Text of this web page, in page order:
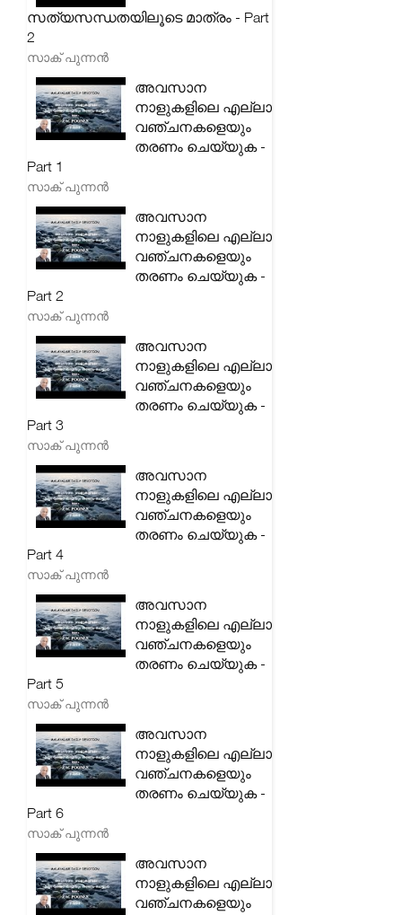
സത്യസന്ധതയിലൂടെ മാത്രം - Part
2
സാക് പുന്നൻ
അവസാന
നാളുകളിലെ എല്ലാ
വഞ്ചനകളെയും
തരണം ചെയ്യുക -
Part 1
സാക് പുന്നൻ
അവസാന
നാളുകളിലെ എല്ലാ
വഞ്ചനകളെയും
തരണം ചെയ്യുക -
Part 2
സാക് പുന്നൻ
അവസാന
നാളുകളിലെ എല്ലാ
വഞ്ചനകളെയും
തരണം ചെയ്യുക -
Part 3
സാക് പുന്നൻ
അവസാന
നാളുകളിലെ എല്ലാ
വഞ്ചനകളെയും
തരണം ചെയ്യുക -
Part 4
സാക് പുന്നൻ
അവസാന
നാളുകളിലെ എല്ലാ
വഞ്ചനകളെയും
തരണം ചെയ്യുക -
Part 5
സാക് പുന്നൻ
അവസാന
നാളുകളിലെ എല്ലാ
വഞ്ചനകളെയും
തരണം ചെയ്യുക -
Part 6
സാക് പുന്നൻ
അവസാന
നാളുകളിലെ എല്ലാ
വഞ്ചനകളെയും